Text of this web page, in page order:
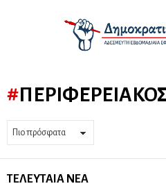
ΤΕΛΕΥΤΑΊΑ ΝΈΑ